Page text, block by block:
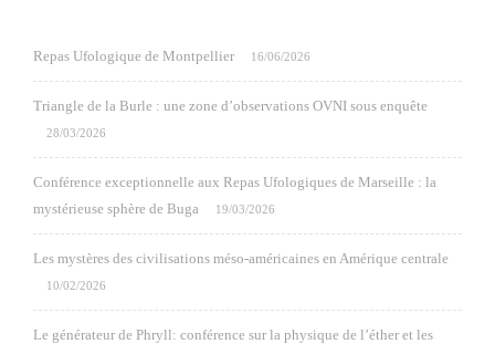
Repas Ufologique de Montpellier 16/06/2026
Triangle de la Burle : une zone d’observations OVNI sous enquête
28/03/2026
Conférence exceptionnelle aux Repas Ufologiques de Marseille : la
mystérieuse sphère de Buga
19/03/2026
Les mystères des civilisations méso-américaines en Amérique centrale
10/02/2026
Le générateur de Phryll: conférence sur la physique de l’éther et les